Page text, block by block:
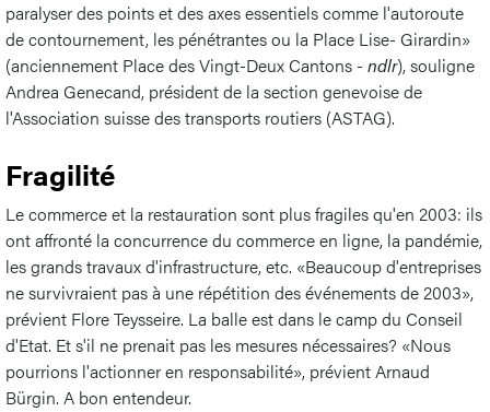
paralyser des points et des axes essentiels comme l'autoroute
de contournement, les pénétrantes ou la Place Lise- Girardin»
(anciennement Place des Vingt-Deux Cantons - ndlr), souligne
Andrea Genecand, président de la section genevoise de
l'Association suisse des transports routiers (ASTAG).
Fragilité
Le commerce et la restauration sont plus fragiles qu'en 2003: ils
ont affronté la concurrence du commerce en ligne, la pandémie,
les grands travaux d'infrastructure, etc. «Beaucoup d'entreprises
ne survivraient pas à une répétition des événements de 2003»,
prévient Flore Teysseire. La balle est dans le camp du Conseil
d'Etat. Et s'il ne prenait pas les mesures nécessaires? «Nous
pourrions l'actionner en responsabilité», prévient Arnaud
Bürgin. A bon entendeur.